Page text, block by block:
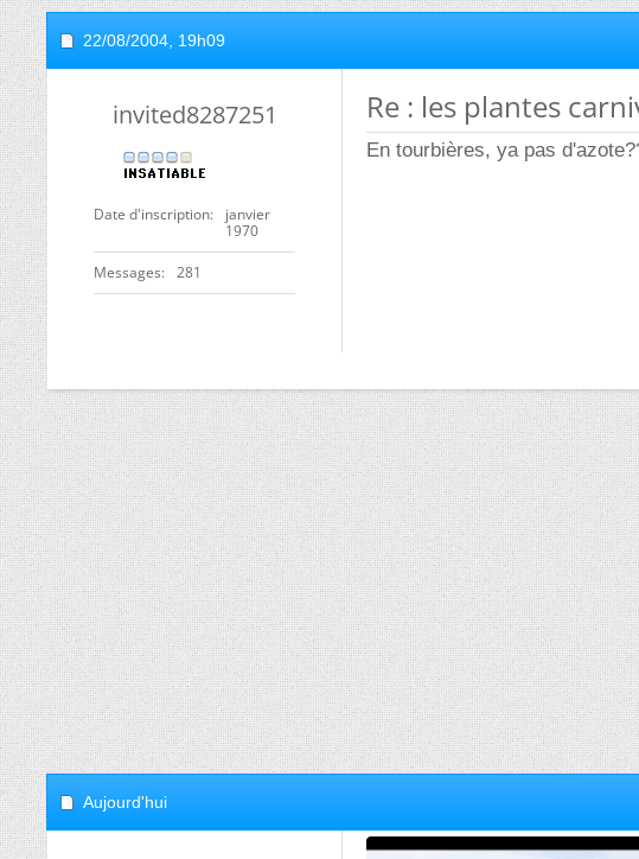
22/08/2004, 19h09
invited8287251
Date d'inscription
janvier
1970
Messages 281
Re : les plantes
En tourbières, ya pas
Aujourd'hui